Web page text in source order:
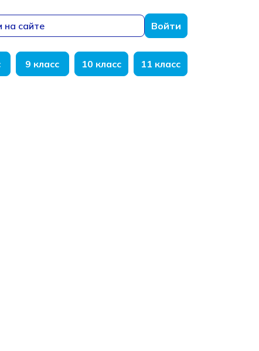
на сайте Войти
9 класс 10 класс 11 класс